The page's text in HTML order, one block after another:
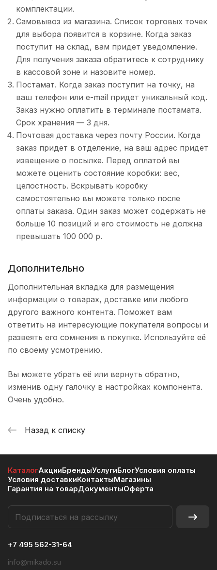
комплектации.
Самовывоз из магазина. Список торговых точек
для выбора появится в корзине. Когда заказ
поступит на склад, вам придет уведомление.
Для получения заказа обратитесь к сотруднику
в кассовой зоне и назовите номер.
Постамат. Когда заказ поступит на точку, на
ваш телефон или e-mail придет уникальный код.
Заказ нужно оплатить в терминале постамата.
Срок хранения — 3 дня.
Почтовая доставка через почту России. Когда
заказ придет в отделение, на ваш адрес придет
извещение о посылке. Перед оплатой вы
можете оценить состояние коробки: вес,
целостность. Вскрывать коробку
самостоятельно вы можете только после
оплаты заказа. Один заказ может содержать не
больше 10 позиций и его стоимость не должна
превышать 100 000 р.
Дополнительно
Дополнительная вкладка для размещения
информации о товарах, доставке или любого
другого важного контента. Поможет вам
ответить на интересующие покупателя вопросы и
развеять его сомнения в покупке. Используйте её
по своему усмотрению.
Вы можете убрать её или вернуть обратно,
изменив одну галочку в настройках компонента.
Очень удобно.
Назад к списку
КаталогАкцииБрендыУслугиБлогУсловия оплаты
Условия доставкиКонтактыМагазины
Гарантия на товарДокументыОферта
+7 495 562-31-64
info@mikado.su